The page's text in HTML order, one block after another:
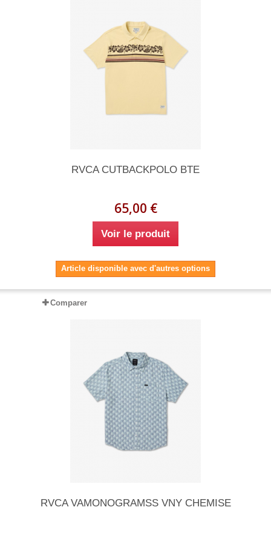
RVCA CUTBACKPOLO BTE
65,00 €
Voir le produit
Article disponible avec d'autres options
Comparer
RVCA VAMONOGRAMSS VNY CHEMISE